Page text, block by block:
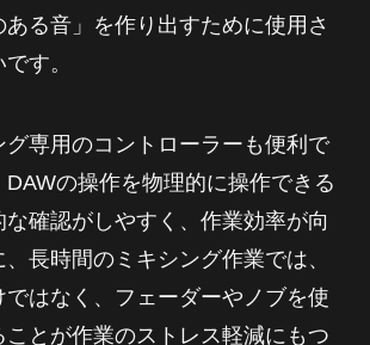
る音」を作り出すために使用さ
す。
グ専用のコントローラーも便利で
の操作を物理的に操作できる
確認がしやすく、作業効率が向
、長時間のミキシング作業では、
ではなく、フェーダーやノブを使
ことが作業のストレス軽減にもつ